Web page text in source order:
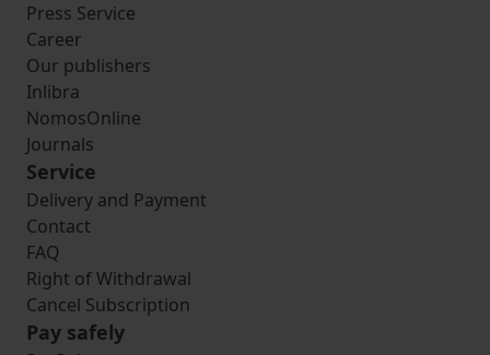
Press Service
Career
Our publishers
Inlibra
NomosOnline
Journals
Service
Delivery and Payment
Contact
FAQ
Right of Withdrawal
Cancel Subscription
Pay safely